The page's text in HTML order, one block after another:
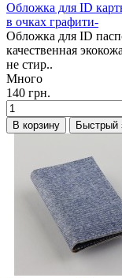
Обложка для ID
в очках графити-
Обложка для ID
качественная
не стир..
Много
140 грн.
В корзину Быстрый